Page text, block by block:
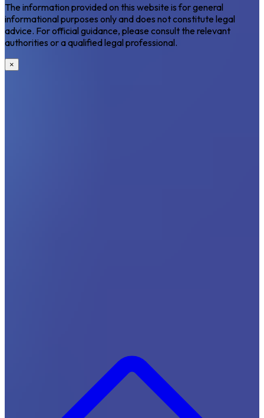
The information provided on this website is for general
informational purposes only and does not constitute legal
advice. For official guidance, please consult the relevant
authorities or a qualified legal professional.
×